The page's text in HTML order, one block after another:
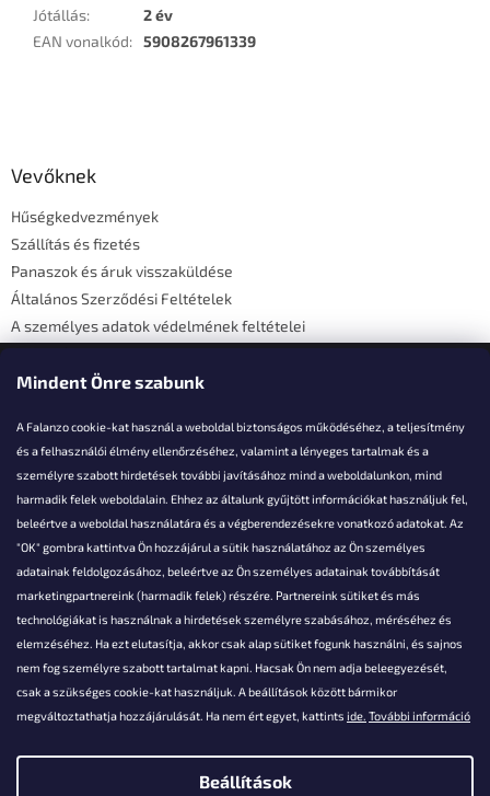
Mindent Önre szabunk
A Falanzo cookie-kat használ a weboldal biztonságos működéséhez, a teljesítmény
és a felhasználói élmény ellenőrzéséhez, valamint a lényeges tartalmak és a
személyre szabott hirdetések további javításához mind a weboldalunkon, mind
harmadik felek weboldalain. Ehhez az általunk gyűjtött információkat használjuk fel,
beleértve a weboldal használatára és a végberendezésekre vonatkozó adatokat. Az
"OK" gombra kattintva Ön hozzájárul a sütik használatához az Ön személyes
adatainak feldolgozásához, beleértve az Ön személyes adatainak továbbítását
marketingpartnereink (harmadik felek) részére. Partnereink sütiket és más
technológiákat is használnak a hirdetések személyre szabásához, méréséhez és
elemzéséhez. Ha ezt elutasítja, akkor csak alap sütiket fogunk használni, és sajnos
nem fog személyre szabott tartalmat kapni. Hacsak Ön nem adja beleegyezését,
csak a szükséges cookie-kat használjuk. A beállítások között bármikor
megváltoztathatja hozzájárulását. Ha nem ért egyet, kattints ide. További információ
Beállítások
Jótállás:
2 év
EAN vonalkód: 5908267961339
Vevőknek
Hűségkedvezmények
Szállítás és fizetés
Panaszok és áruk visszaküldése
Általános Szerződési Feltételek
A személyes adatok védelmének feltételei
Elérhetőségi adatok
Akarsz kérdezni valamit?
info@falanzo.hu